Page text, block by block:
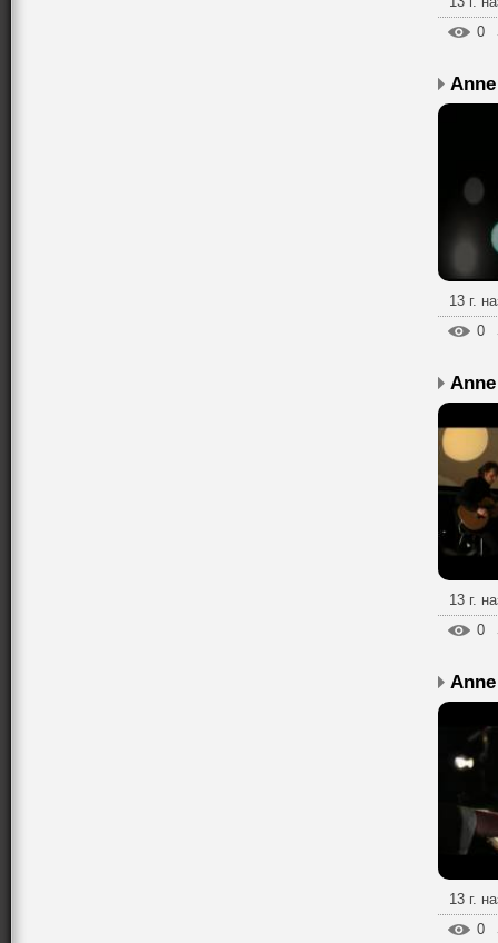
0
13 г.
0
13 г.
0
13 г.
0